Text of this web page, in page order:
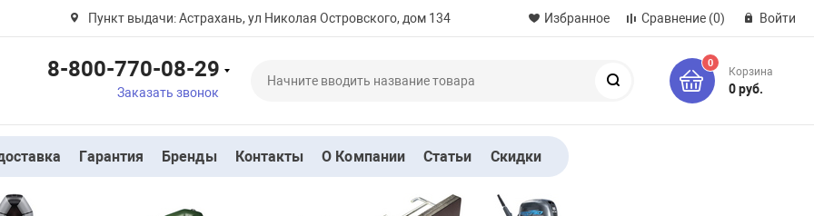
Пункт выдачи: Астрахань, ул Николая Островского, дом 134 Избранное Сравнение (0) Войти
8-800-770-08-29
Заказать звонок
0
Корзина
0 руб.
Гарантия Бренды Контакты О Компании Статьи Скидки